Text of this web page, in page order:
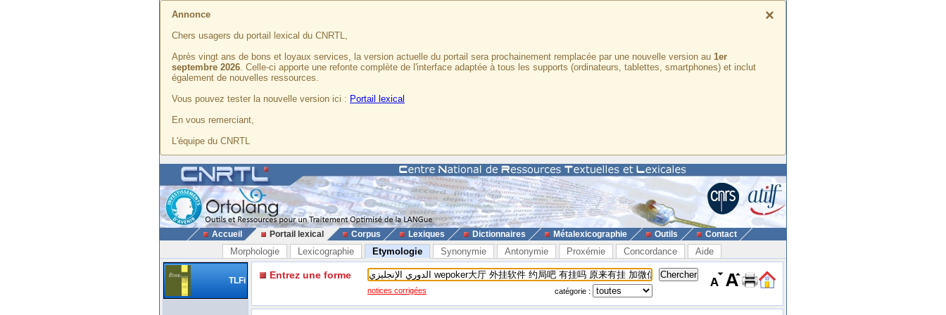
×
Annonce
Chers usagers du portail lexical du CNRTL,
Après vingt ans de bons et loyaux services, la version actuelle du portail sera prochainement remplacée par une nouvelle version au 1er
septembre 2026. Celle-ci apporte une refonte complète de l'interface adaptée à tous les supports (ordinateurs, tablettes, smartphones) et inclut
également de nouvelles ressources.
Vous pouvez tester la nouvelle version ici : Portail lexical
En vous remerciant,
L'équipe du CNRTL
Accueil Portail lexical Corpus Lexiques Dictionnaires Métalexicographie Outils Contact
Morphologie Lexicographie Etymologie Synonymie Antonymie Proxémie Concordance Aide
TLFi Entrez une forme
notices corrigées catégorie :